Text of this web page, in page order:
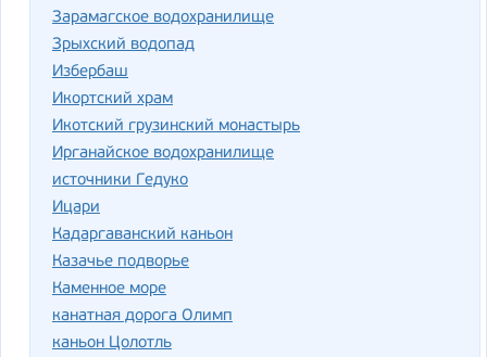
Зарамагское водохранилище
Зрыхский водопад
Избербаш
Икортский храм
Икотский грузинский монастырь
Ирганайское водохранилище
источники Гедуко
Ицари
Кадаргаванский каньон
Казачье подворье
Каменное море
канатная дорога Олимп
каньон Цолотль